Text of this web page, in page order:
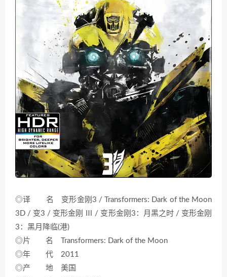
◎译 名 变形金刚3 / Transformers: Dark of the Moon
3D / 变3 / 变形金刚 Ⅲ / 变形金刚3：月黑之时 / 变形金刚
3：黑月降临(港)
◎片 名 Transformers: Dark of the Moon
◎年 代 2011
◎产 地 美国